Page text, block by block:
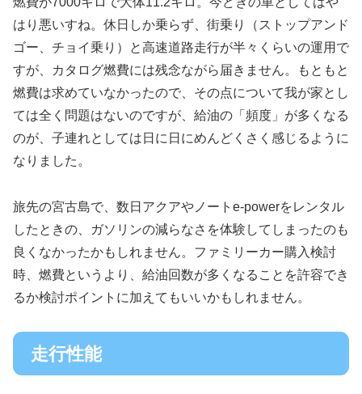
はり悪いすね。休日しか乗らず、街乗り（ストップアンド
ゴー、チョイ乗り）と高速道路走行が半々くらいの運用で
すが、カタログ燃費には残念ながら届きません。もともと
燃費は求めていなかったので、その点について我が家とし
ては全く問題はないのですが、給油の「頻度」が多くなる
のが、子連れとしては日に日にめんどくさく感じるように
なりました。
旅先の宮古島で、数日アクアやノートe-powerをレンタル
したときの、ガソリンの減らなさを体験してしまったのも
良くなかったかもしれません。ファミリーカー購入検討
時、燃費というより、給油回数が多くなることを許容でき
るか検討ポイントに加えてもいいかもしれません。
走行性能